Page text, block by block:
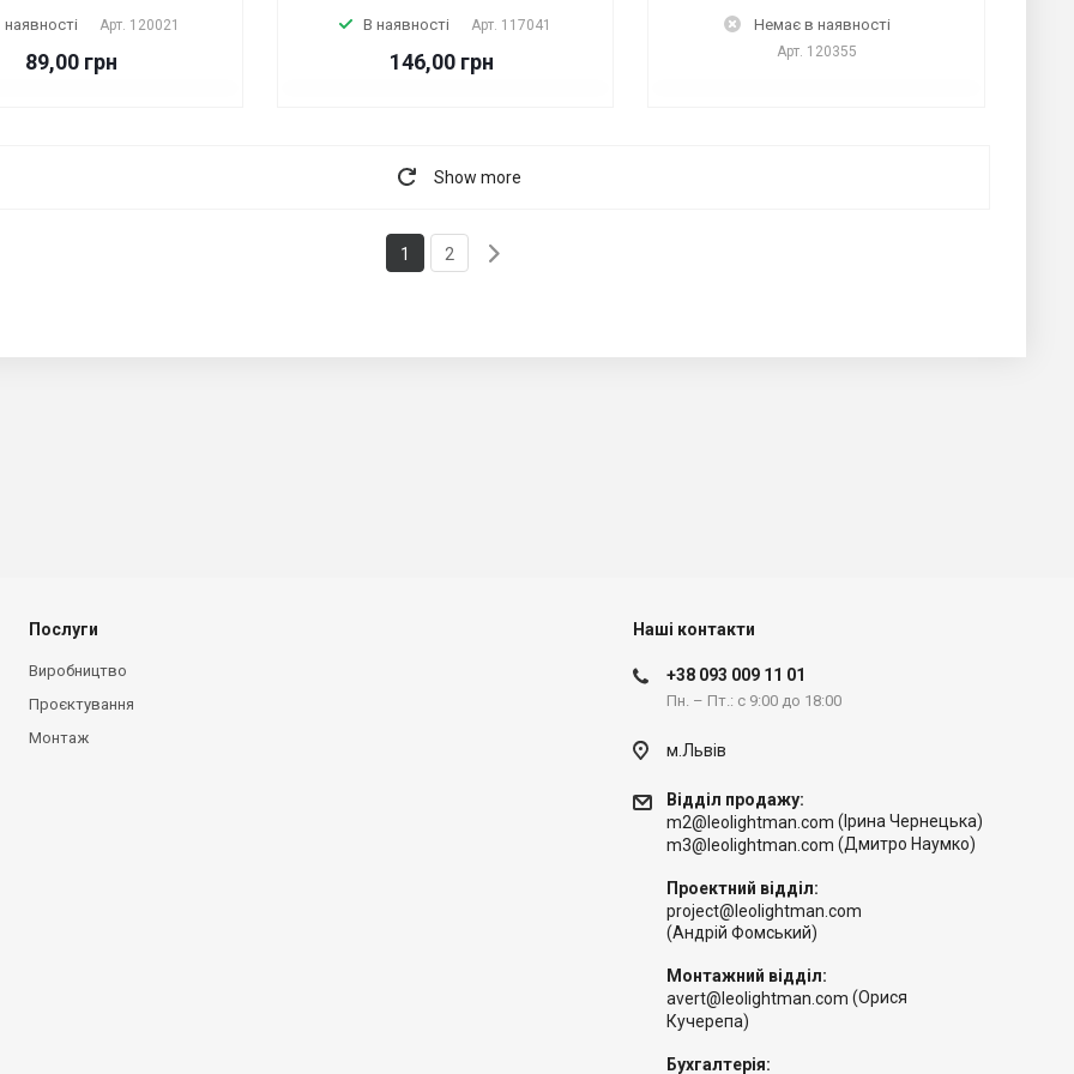
наявності Арт. 120021
89,00 грн
В наявності Арт. 117041
146,00 грн
Немає в наявності
Арт. 120355
Show more
1 2
Послуги
Виробництво
Проєктування
Монтаж
Наші контакти
+38 093 009 11 01
Пн. – Пт.: с 9:00 до 18:00
м.Львів
Відділ продажу:
m2@leolightman.com (Ірина Чернецька)
m3@leolightman.com (Дмитро Наумко)
Проектний відділ:
project@leolightman.com
(Андрій Фомський)
Монтажний відділ:
avert@leolightman.com (Орися
Кучерепа)
Бухгалтерія: